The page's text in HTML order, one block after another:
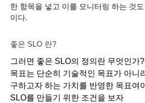
한 항목을 넣고 이를 모니터링 하는 것
이다.
좋은 SLO 란?
그러면 좋은 SLO의 정의란 무엇인가
목표는 단순히 기술적인 목표가 아니
구하고자 하는 가치를 반영한 목표여
SLO를 만들기 위한 조건을 보자